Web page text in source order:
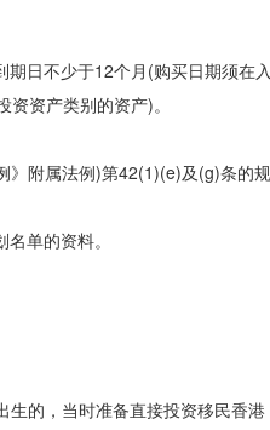
日不少于12个月(购买日期须在
资产类别的资产)。
附属法例)第42(1)(e)及(g)条的规
单的资料。
的，当时准备直接投资移民香